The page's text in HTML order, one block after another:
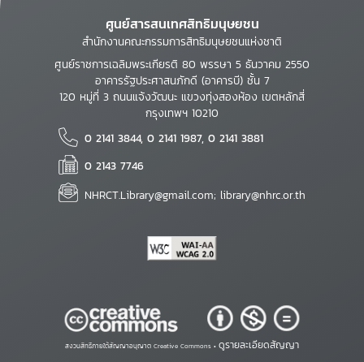
ศูนย์สารสนเทศสิทธิมนุษยชน
สำนักงานคณะกรรมการสิทธิมนุษยชนแห่งชาติ
ศูนย์ราชการเฉลิมพระเกียรติ 80 พรรษา 5 ธันวาคม 2550
อาคารรัฐประศาสนภักดี (อาคารบี) ชั้น 7
120 หมู่ที่ 3 ถนนแจ้งวัฒนะ แขวงทุ่งสองห้อง เขตหลักสี่
กรุงเทพฯ 10210
0 2141 3844, 0 2141 1987, 0 2141 3881
0 2143 7746
NHRCT.Library@gmail.com; library@nhrc.or.th
สงวนสิทธิ์ภายใต้สัญญาอนุญาต Creative Commons • ดูรายละเอียดสัญญา